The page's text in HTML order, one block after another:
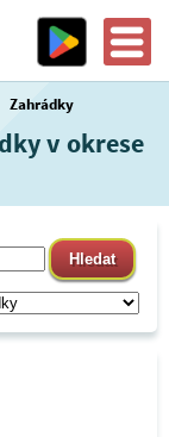
Zahrádky
v okrese